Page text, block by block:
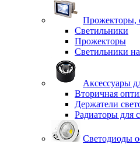
Прожекторы,
Светильники
Прожекторы
Светильники
Аксессуары
Вторичная
Держатели
Радиаторы для
Светодиоды